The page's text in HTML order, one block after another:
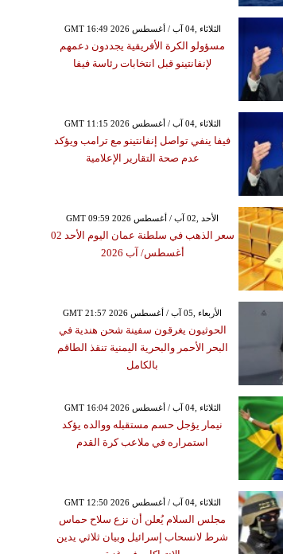
GMT 16:49 2026 الثلاثاء ,04 آب / أغسطس
مسؤولو الكرة الأفريقية يجددون دعمهم
لإنفانتينو قبل انتخابات رئاسة فيفا
GMT 11:15 2026 الثلاثاء ,04 آب / أغسطس
فيفا ينفي تواصل إنفانتينو مع ترامب ويؤكد
عدم صحة التقارير الإعلامية
GMT 09:59 2026 الأحد ,02 آب / أغسطس
سعر الذهب في سلطنة عمان اليوم الأحد 02
أغسطس/ آب 2026
GMT 21:57 2026 الأربعاء ,05 آب / أغسطس
الحوثيون يغرقون سفينة شحن هندية في
البحر الأحمر والبحرية اليمنية تنقذ الطاقم
بالكامل
GMT 16:04 2026 الثلاثاء ,04 آب / أغسطس
نيمار يؤجل حسم مستقبله ووالده يؤكد
استمراره في ملاعب كرة القدم
GMT 12:50 2026 الثلاثاء ,04 آب / أغسطس
مجلس السلام يُعلن أن نزع سلاح حماس
شرط لانسحاب إسرائيل وبيان ثلاثي يدين